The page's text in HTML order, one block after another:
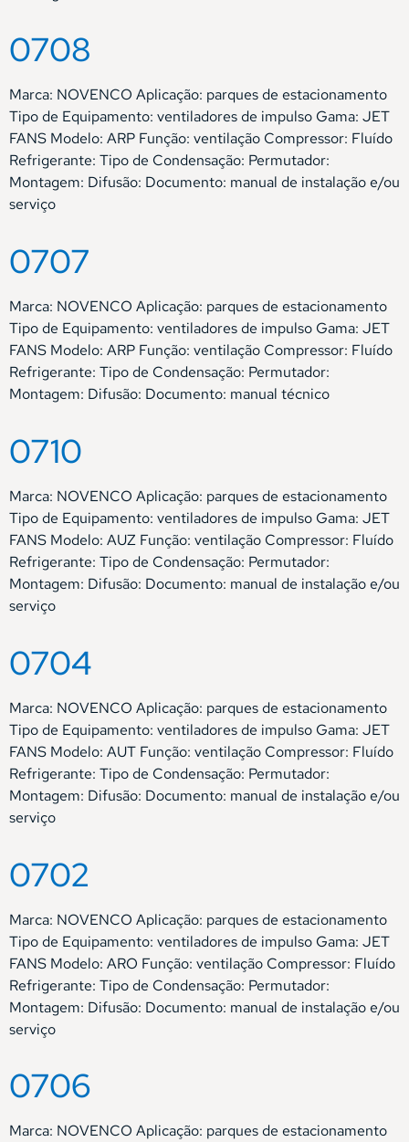
0708
Marca: NOVENCO Aplicação: parques de estacionamento
Tipo de Equipamento: ventiladores de impulso Gama: JET
FANS Modelo: ARP Função: ventilação Compressor: Fluído
Refrigerante: Tipo de Condensação: Permutador:
Montagem: Difusão: Documento: manual de instalação e/ou
serviço
0707
Marca: NOVENCO Aplicação: parques de estacionamento
Tipo de Equipamento: ventiladores de impulso Gama: JET
FANS Modelo: ARP Função: ventilação Compressor: Fluído
Refrigerante: Tipo de Condensação: Permutador:
Montagem: Difusão: Documento: manual técnico
0710
Marca: NOVENCO Aplicação: parques de estacionamento
Tipo de Equipamento: ventiladores de impulso Gama: JET
FANS Modelo: AUZ Função: ventilação Compressor: Fluído
Refrigerante: Tipo de Condensação: Permutador:
Montagem: Difusão: Documento: manual de instalação e/ou
serviço
0704
Marca: NOVENCO Aplicação: parques de estacionamento
Tipo de Equipamento: ventiladores de impulso Gama: JET
FANS Modelo: AUT Função: ventilação Compressor: Fluído
Refrigerante: Tipo de Condensação: Permutador:
Montagem: Difusão: Documento: manual de instalação e/ou
serviço
0702
Marca: NOVENCO Aplicação: parques de estacionamento
Tipo de Equipamento: ventiladores de impulso Gama: JET
FANS Modelo: ARO Função: ventilação Compressor: Fluído
Refrigerante: Tipo de Condensação: Permutador:
Montagem: Difusão: Documento: manual de instalação e/ou
serviço
0706
Marca: NOVENCO Aplicação: parques de estacionamento